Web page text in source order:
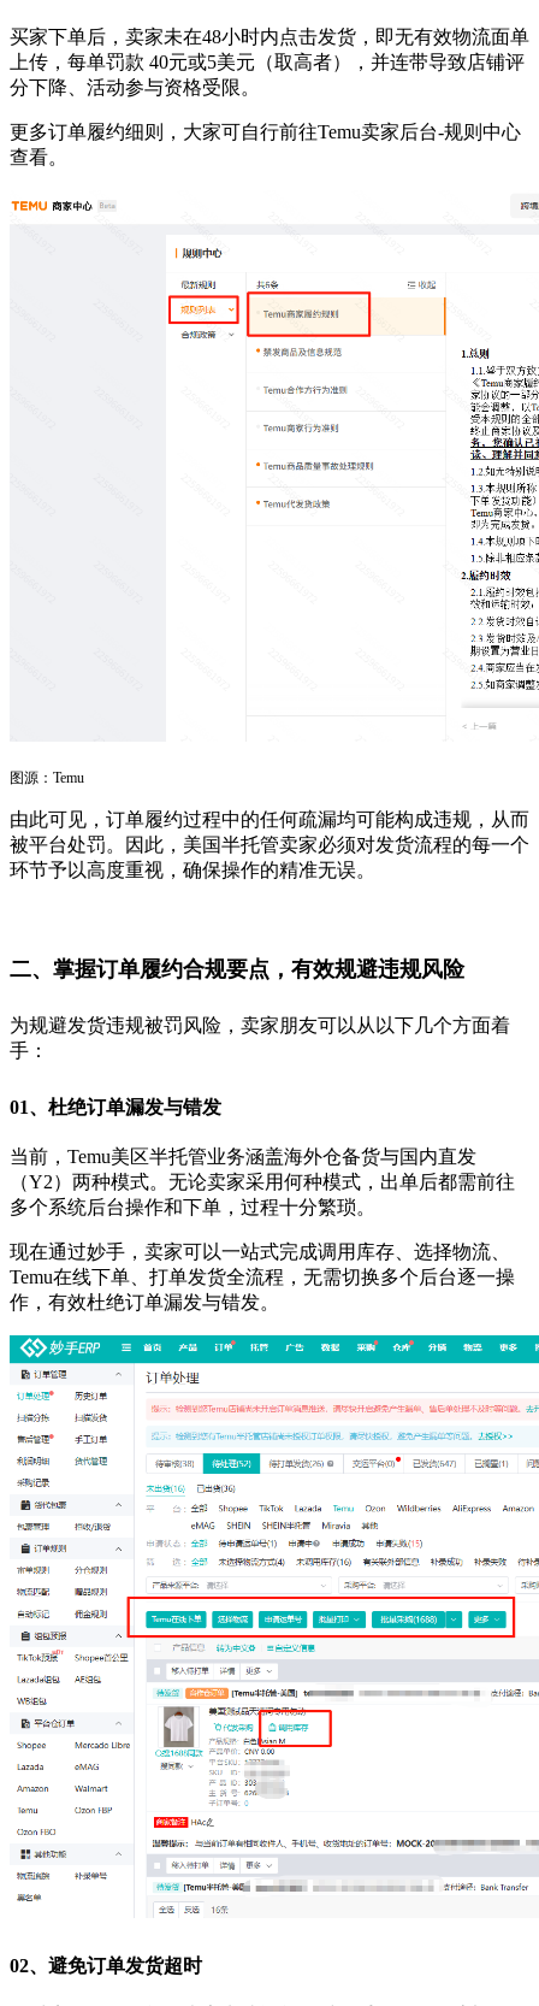
买家下单后，卖家未在48小时内点击发货，即无有效物流面单
上传，每单罚款 40元或5美元（取高者），并连带导致店铺评
分下降、活动参与资格受限。
更多订单履约细则，大家可自行前往Temu卖家后台-规则中心
查看。
图源：Temu
由此可见，订单履约过程中的任何疏漏均可能构成违规，从而
被平台处罚。因此，美国半托管卖家必须对发货流程的每一个
环节予以高度重视，确保操作的精准无误。
二、掌握订单履约合规要点， 有效规避违规风险
为规避发货违规被罚风险，卖家朋友可以从以下几个方面着
手：
01、 杜绝订单漏发与错发
当前，Temu美区半托管业务涵盖海外仓备货与国内直发
（Y2）两种模式。无论卖家采用何种模式，出单后都需前往
多个系统后台操作和下单，过程十分繁琐。
现在通过妙手，卖家可以一站式完成调用库存、选择物流、
Temu在线下单、打单发货全流程，无需切换多个后台逐一操
作，有效杜绝订单漏发与错发。
02、 避免订单发货超时